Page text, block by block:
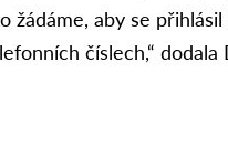
žádáme, aby se
číslech,“ dodala